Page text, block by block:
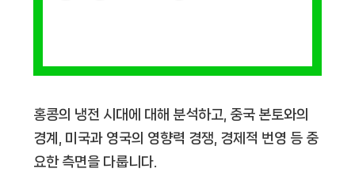
홍콩의 냉전 시대에 대해 분석하고, 중국 본토와의
경계, 미국과 영국의 영향력 경쟁, 경제적 번영 등 중
요한 측면을 다룹니다.